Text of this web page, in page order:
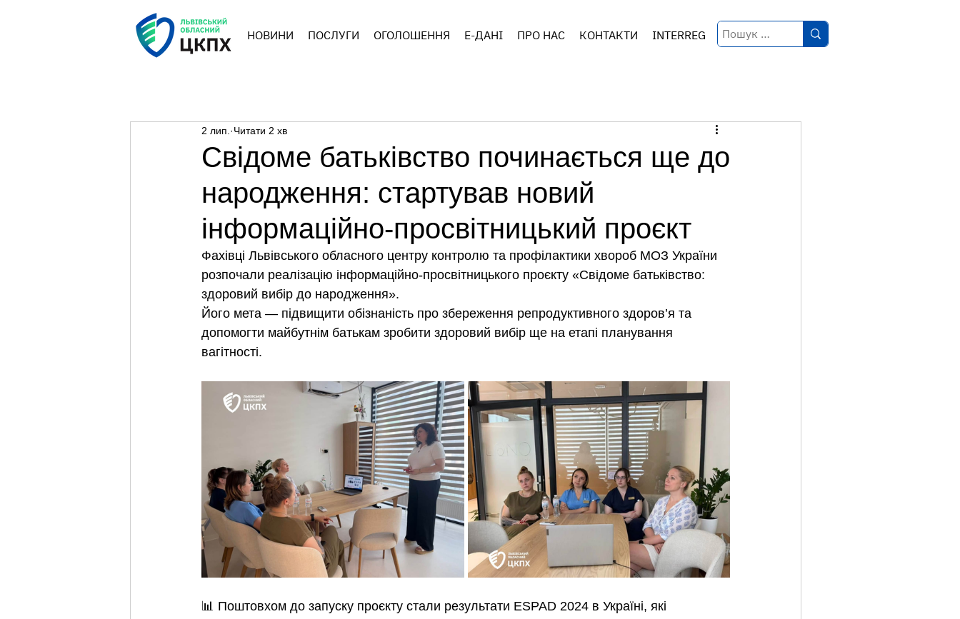
НОВИНИ ПОСЛУГИ ОГОЛОШЕННЯ E-ДАНІ ПРО НАС КОНТАКТИ INTERREG
Свідоме батьківство починається ще до
народження: стартував новий
інформаційно-просвітницький проєкт
2 лип. Читати 2 хв
Фахівці Львівського обласного центру контролю та профілактики хвороб МОЗ України
розпочали реалізацію інформаційно-просвітницького проєкту «Свідоме батьківство:
здоровий вибір до народження».
Його мета — підвищити обізнаність про збереження репродуктивного здоров’я та
допомогти майбутнім батькам зробити здоровий вибір ще на етапі планування
вагітності.
📊 Поштовхом до запуску проєкту стали результати ESPAD 2024 в Україні, які